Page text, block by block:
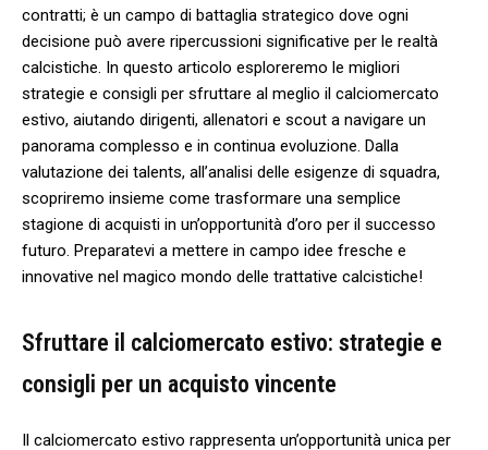
contratti; è ⁣un campo di battaglia strategico⁢ dove ogni ​
decisione⁤ può avere ripercussioni significative per le realtà
calcistiche. In questo articolo esploreremo ⁣le migliori
strategie e consigli per sfruttare al meglio il calciomercato
estivo, ‌aiutando dirigenti, allenatori e ​scout a ‌navigare ⁤un
panorama complesso e in continua⁢ evoluzione. ‌Dalla
valutazione dei ⁤talents, all’analisi delle ⁣esigenze ⁣di ⁣squadra,
scopriremo insieme‍ come trasformare una semplice
stagione di ⁣acquisti in un’opportunità d’oro per il successo
futuro. Preparatevi a⁤ mettere in campo⁢ idee fresche e​
innovative nel⁢ magico mondo delle‍ trattative⁣ calcistiche!
Sfruttare il calciomercato estivo: strategie e
⁣consigli ‌per un acquisto vincente
Il⁢ calciomercato estivo rappresenta un’opportunità‌ unica‌ per